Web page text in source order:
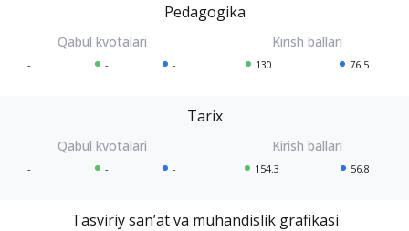
Pedagogika
- - - 130 76.5
Tarix
- - - 154.3 56.8
Tasviriy sanʼat va muhandislik grafikasi